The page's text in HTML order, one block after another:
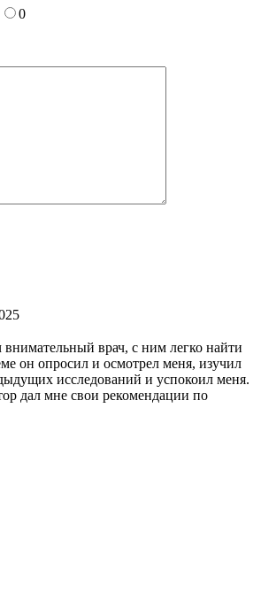
0
врач, с ним легко найти
он опросил и осмотрел меня, изучил
исследований и успокоил меня.
дал мне свои рекомендации по